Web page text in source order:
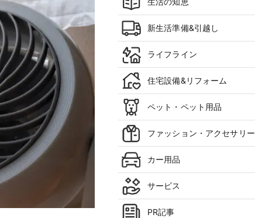
新生活準備&引越し
ライフライン
住宅設備&リフォーム
ペット・ペット用品
ファッション・アクセサリー
カー用品
サービス
PR記事